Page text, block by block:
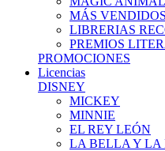
MÁS VENDIDOS
LIBRERIAS
PREMIOS
PROMOCIONES
Licencias
DISNEY
MICKEY
MINNIE
EL REY LEÓN
LA BELLA Y LA